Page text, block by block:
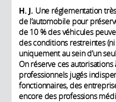
H. J. Une réglementation
de l’automobile pour
de 10 % des véhicules
des conditions restreintes
uniquement au sein d’un
On réserve ces autorisations
professionnels jugés
fonctionnaires, des
encore des professions